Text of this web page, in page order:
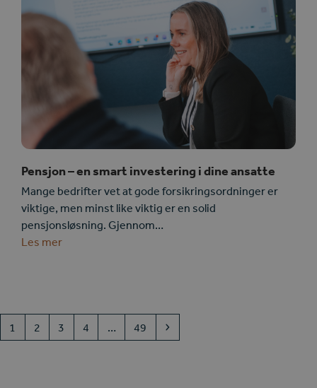
Pensjon – en smart investering i dine ansatte
Mange bedrifter vet at gode forsikringsordninger er
viktige, men minst like viktig er en solid
pensjonsløsning. Gjennom…
Les mer
Page
1 Page
2 Page
3 Page
4 … Page
49